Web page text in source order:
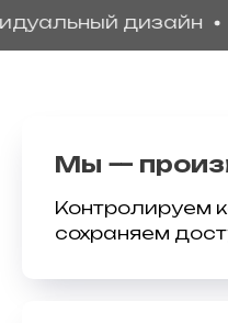
дизайн
Мы —
Контролируем
сохраняем